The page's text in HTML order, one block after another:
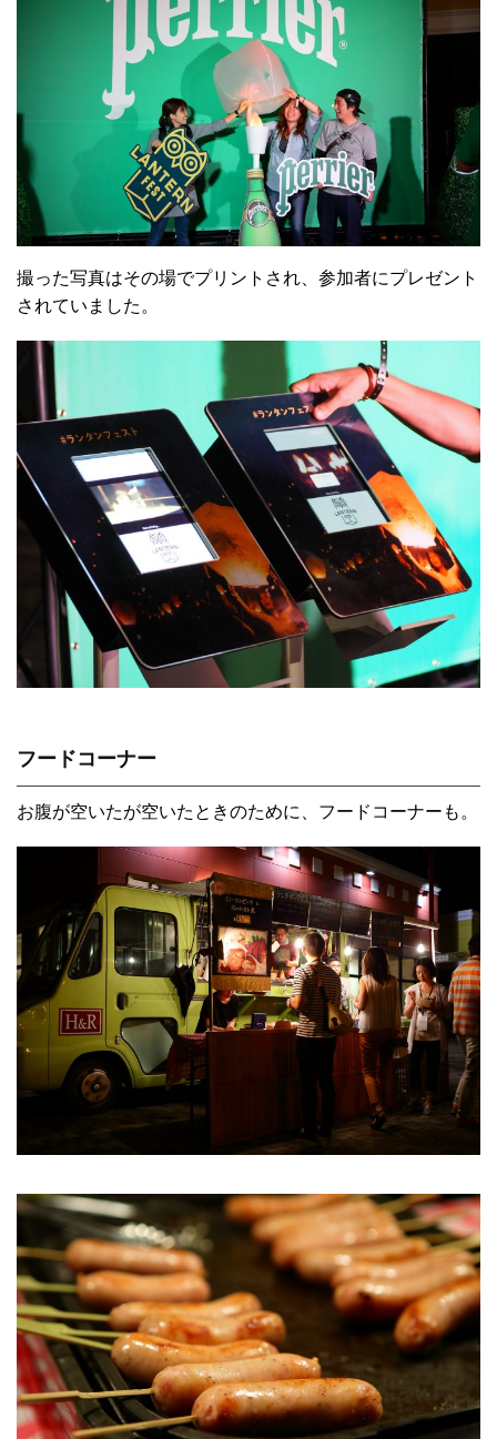
撮った写真はその場でプリントされ、参加者にプレゼント
されていました。
フードコーナー
お腹が空いたが空いたときのために、フードコーナーも。